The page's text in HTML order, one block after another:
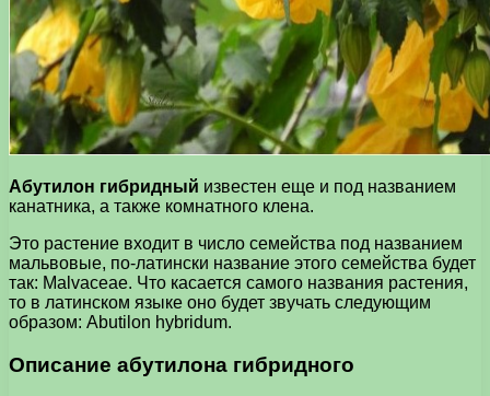
Абутилон гибридный известен еще и под названием
канатника, а также комнатного клена.
Это растение входит в число семейства под названием
мальвовые, по-латински название этого семейства будет
так: Malvaceae. Что касается самого названия растения,
то в латинском языке оно будет звучать следующим
образом: Abutilon hybridum.
Описание абутилона гибридного